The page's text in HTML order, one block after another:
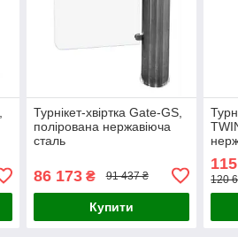
Турнікет-хвіртка Gate-GS,
полірована нержавіюча
сталь
86 173₴ 91 437 ₴
Купити
120